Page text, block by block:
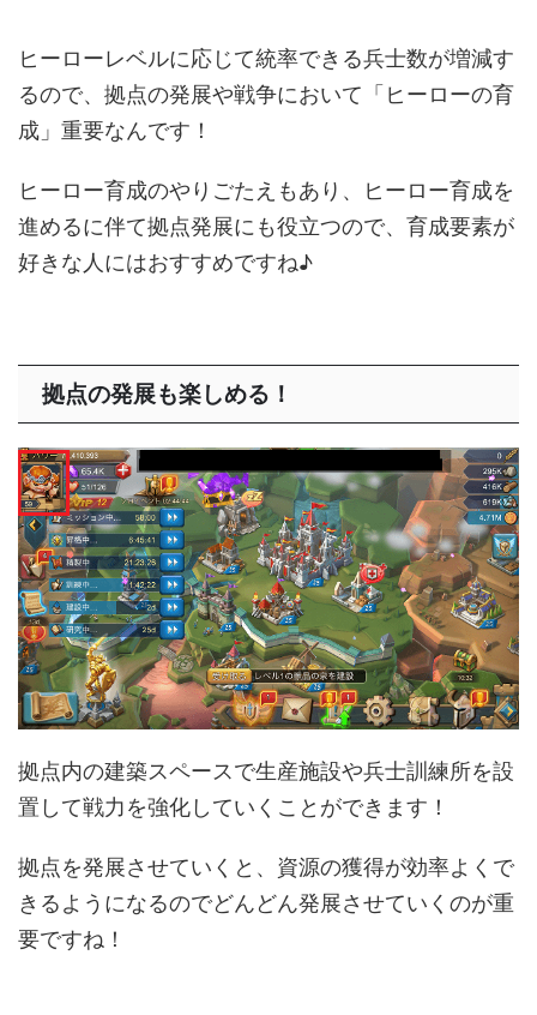
ヒーローレベルに応じて統率できる兵士数が増減す
るので、拠点の発展や戦争において「ヒーローの育
成」重要なんです！
ヒーロー育成のやりごたえもあり、ヒーロー育成を
進めるに伴て拠点発展にも役立つので、育成要素が
好きな人にはおすすめですね♪
拠点の発展も楽しめる！
拠点内の建築スペースで生産施設や兵士訓練所を設
置して戦力を強化していくことができます！
拠点を発展させていくと、資源の獲得が効率よくで
きるようになるのでどんどん発展させていくのが重
要ですね！